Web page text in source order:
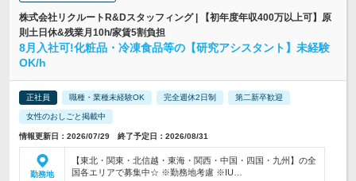
株式会社リクルートR&Dスタッフィング | 【初年度年収400万以上可】原
則土日休&残業月10h/家賃5割負担
8月入社可!化粧品・冷凍食品等の【研究アシスタント】未経験
OK/h
正社員 職種・業種未経験OK 完全週休2日制 第二新卒歓迎
女性のおしごと掲載中
情報更新日：2026/07/29 終了予定日：2026/08/31
勤務地
【東北・関東・北信越・東海・関西・中国・四国・九州】の全
国各エリアで募集中☆ ※勤務地考慮 ※IU…